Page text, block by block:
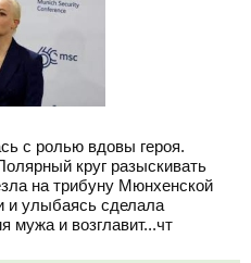
с ролью вдовы героя.
круг разыскивать
на трибуну Мюнхенской
и улыбаясь сделала
мужа и возглавит...чт